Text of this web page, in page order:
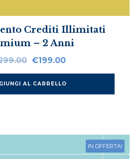
Crediti Illimitati
– 2 Anni
Il
originale
era:
€199.00Il
attuale
è:
AL CARRELLO
IN OFFERTA!